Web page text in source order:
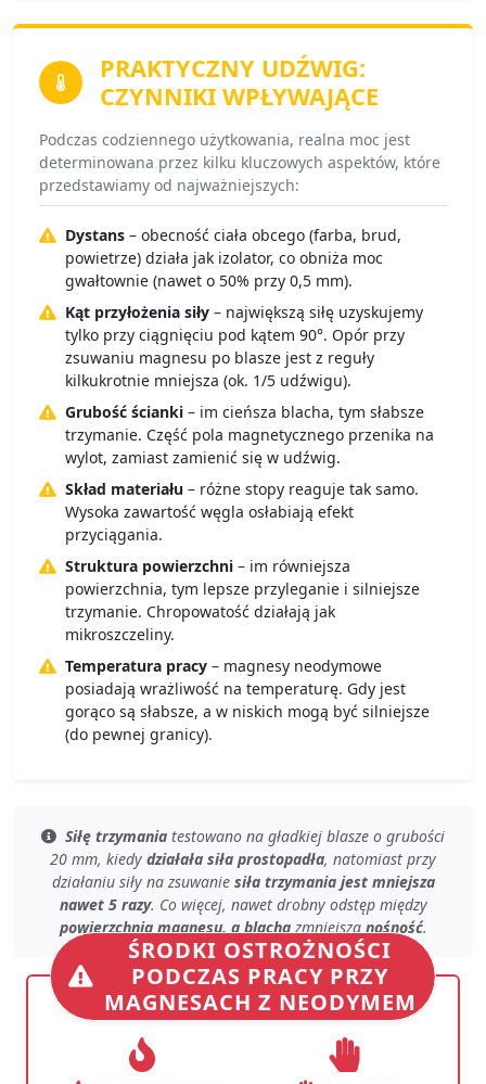
PRAKTYCZNY UDŹWIG:
CZYNNIKI WPŁYWAJĄCE
Podczas codziennego użytkowania, realna moc jest
determinowana przez kilku kluczowych aspektów, które
przedstawiamy od najważniejszych:
Dystans – obecność ciała obcego (farba, brud,
powietrze) działa jak izolator, co obniża moc
gwałtownie (nawet o 50% przy 0,5 mm).
Kąt przyłożenia siły – największą siłę uzyskujemy
tylko przy ciągnięciu pod kątem 90°. Opór przy
zsuwaniu magnesu po blasze jest z reguły
kilkukrotnie mniejsza (ok. 1/5 udźwigu).
Grubość ścianki – im cieńsza blacha, tym słabsze
trzymanie. Część pola magnetycznego przenika na
wylot, zamiast zamienić się w udźwig.
Skład materiału – różne stopy reaguje tak samo.
Wysoka zawartość węgla osłabiają efekt
przyciągania.
Struktura powierzchni – im równiejsza
powierzchnia, tym lepsze przyleganie i silniejsze
trzymanie. Chropowatość działają jak
mikroszczeliny.
Temperatura pracy – magnesy neodymowe
posiadają wrażliwość na temperaturę. Gdy jest
gorąco są słabsze, a w niskich mogą być silniejsze
(do pewnej granicy).
Siłę trzymania testowano na gładkiej blasze o grubości
20 mm, kiedy działała siła prostopadła, natomiast przy
działaniu siły na zsuwanie siła trzymania jest mniejsza
nawet 5 razy. Co więcej, nawet drobny odstępmiędzy
powierzchnią magnesu, a blachązmniejsza nośność.
ŚRODKI OSTROŻNOŚCI
PODCZAS PRACY PRZY
MAGNESACH Z NEODYMEM